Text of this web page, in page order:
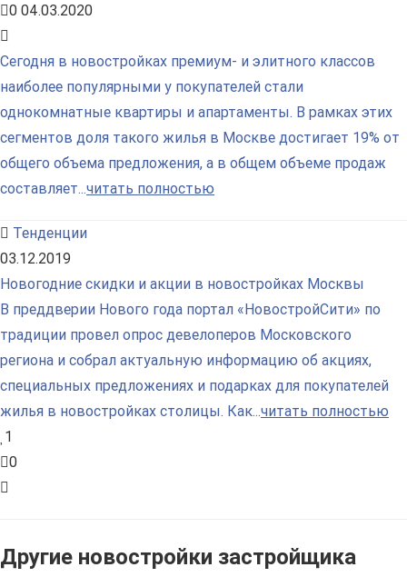
0 04.03.2020
Сегодня в новостройках премиум- и элитного классов
наиболее популярными у покупателей стали
однокомнатные квартиры и апартаменты. В рамках этих
сегментов доля такого жилья в Москве достигает 19% от
общего объема предложения, а в общем объеме продаж
составляет...читать полностью
Тенденции
03.12.2019
Новогодние скидки и акции в новостройках Москвы
В преддверии Нового года портал «НовостройСити» по
традиции провел опрос девелоперов Московского
региона и собрал актуальную информацию об акциях,
специальных предложениях и подарках для покупателей
жилья в новостройках столицы. Как...читать полностью
1
0
Другие новостройки застройщика